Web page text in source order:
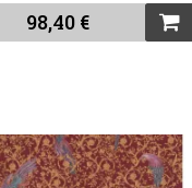
98,40 €